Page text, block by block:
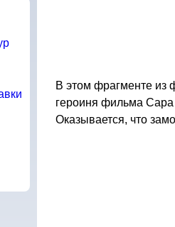
В этом фрагменте из
героиня фильма
Оказывается, что